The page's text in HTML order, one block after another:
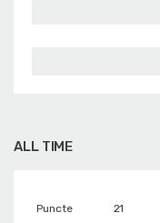
ALL TIME
Puncte 21